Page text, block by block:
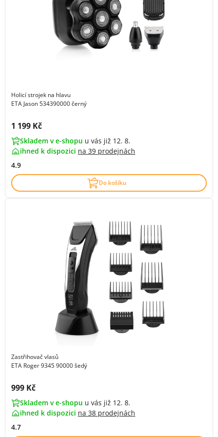
Holicí strojek na hlavu
ETA Jason 534390000 černý
Cena s DPH:
1 199 Kč
Skladem v e-shopu u vás již 12. 8.
ihned k dispozici na 39 prodejnách
4.9
Do košíku
Zastřihovač vlasů
ETA Roger 9345 90000 šedý
Cena s DPH:
999 Kč
Skladem v e-shopu u vás již 12. 8.
ihned k dispozici na 38 prodejnách
4.7